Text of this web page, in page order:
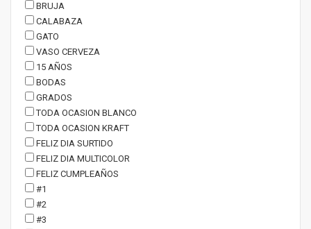
BRUJA
CALABAZA
GATO
VASO CERVEZA
15 AÑOS
BODAS
GRADOS
TODA OCASION BLANCO
TODA OCASION KRAFT
FELIZ DIA SURTIDO
FELIZ DIA MULTICOLOR
FELIZ CUMPLEAÑOS
#1
#2
#3